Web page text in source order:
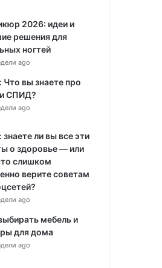
2026: идеи и
решения для
ногтей
ago
Что вы знаете про
СПИД?
ago
знаете ли вы все эти
о здоровье — или
слишком
верите советам
ago
мебель и
для дома
ago